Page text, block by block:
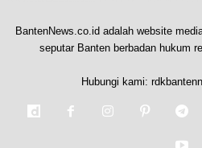
BantenNews.co.id adalah website
seputar Banten berbadan hukum
Hubungi kami: